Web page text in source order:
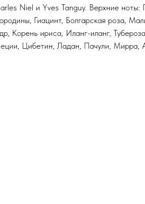
Niel и Yves Tanguy. Верхние
Гиацинт, Болгарская роза,
Корень ириса, Иланг-иланг,
Цибетин, Ладан, Пачули, Мирра,